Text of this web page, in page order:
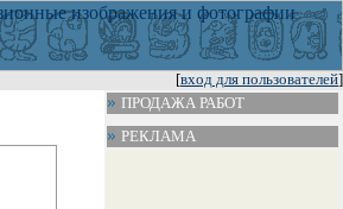
[вход для пользователей]
ПРОДАЖА РАБОТ
РЕКЛАМА